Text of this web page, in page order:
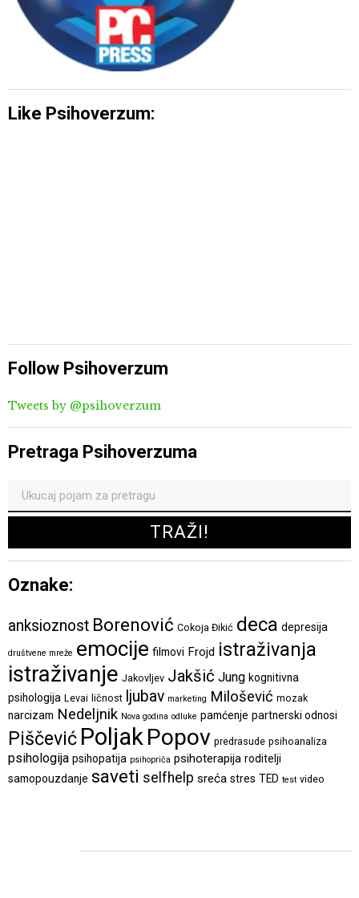
Like Psihoverzum:
Follow Psihoverzum
Tweets by @psihoverzum
Pretraga Psihoverzuma
Oznake:
anksioznost Borenović Cokoja Đikić deca depresija
društvene mreže emocije filmovi Frojd istraživanja
istraživanje Jakovljev Jakšić Jung kognitivna
psihologija Levai ličnost ljubav marketing Milošević mozak
narcizam Nedeljnik Nova godina odluke pamćenje partnerski odnosi
Piščević PoljakPopov predrasude psihoanaliza
psihologija psihopatija psihopriča psihoterapija roditelji
samopouzdanje saveti selfhelp sreća stres TED test video